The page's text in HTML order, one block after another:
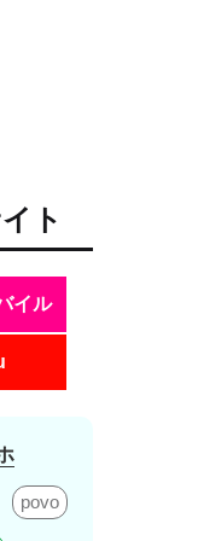
ト
イル
povo